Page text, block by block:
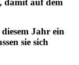
damit auf dem
Jahr ein
sie sich